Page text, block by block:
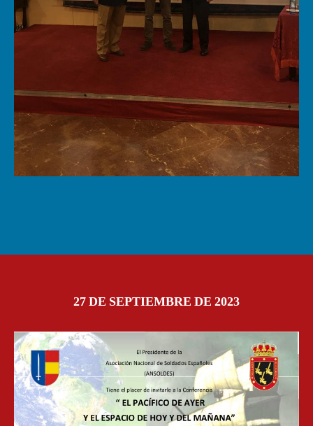
27 DE SEPTIEMBRE DE 2023